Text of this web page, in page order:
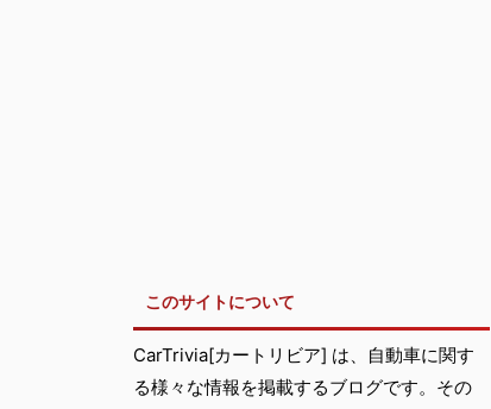
このサイトについて
CarTrivia[カートリビア] は、自動車に関す
る様々な情報を掲載するブログです。その